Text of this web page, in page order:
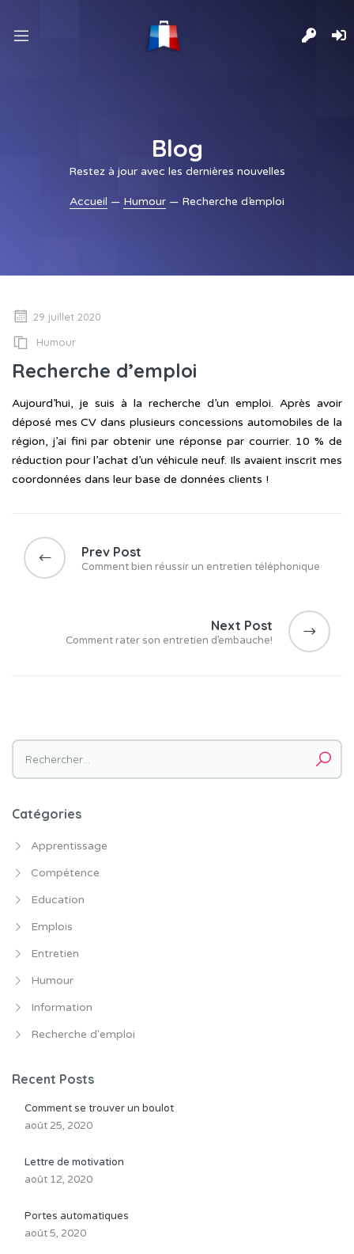
Blog
Restez à jour avec les dernières nouvelles
Accueil — Humour — Recherche d’emploi
29 juillet 2020
Humour
Recherche d’emploi
Aujourd’hui, je suis à la recherche d’un emploi. Après avoir
déposé mes CV dans plusieurs concessions automobiles de la
région, j’ai fini par obtenir une réponse par courrier. 10 % de
réduction pour l’achat d’un véhicule neuf. Ils avaient inscrit mes
coordonnées dans leur base de données clients !
de
l’article
Prev Post
Comment bien réussir un entretien téléphonique
Next Post
Comment rater son entretien d’embauche!
Rechercher :
Catégories
Apprentissage
Compétence
Education
Emplois
Entretien
Humour
Information
Recherche d'emploi
Recent Posts
Comment se trouver un boulot
août 25, 2020
Lettre de motivation
août 12, 2020
Portes automatiques
août 5, 2020